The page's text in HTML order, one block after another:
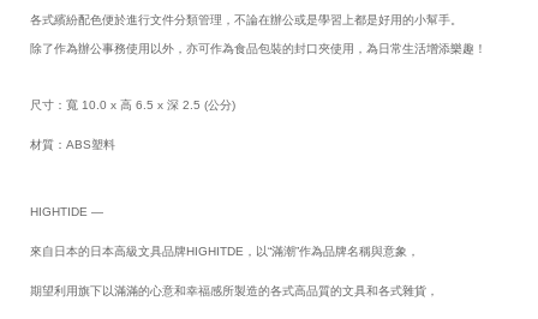
各式繽紛配色便於進行文件分類管理，不論在辦公或是學習上都是好用的小幫手。
除了作為辦公事務使用以外，亦可作為食品包裝的封口夾使用，為日常生活增添樂趣！
尺寸：寬 10.0 x 高 6.5 x 深 2.5 (公分)
材質：ABS塑料
HIGHTIDE —
來自日本的日本高級文具品牌HIGHITDE，以“滿潮”作為品牌名稱與意象，
期望利用旗下以滿滿的心意和幸福感所製造的各式高品質的文具和各式雜貨，